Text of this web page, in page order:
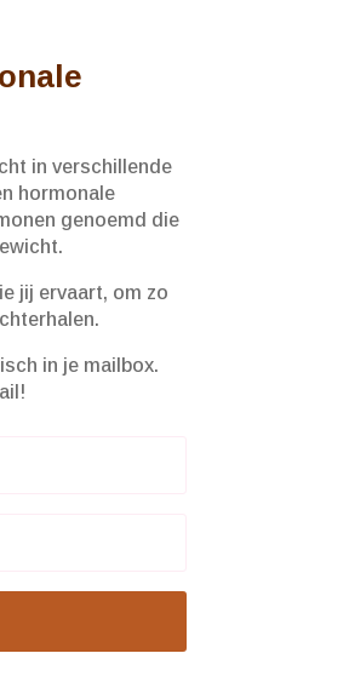
in verschillende
hormonale
genoemd die
jij ervaart, om zo
in je mailbox.